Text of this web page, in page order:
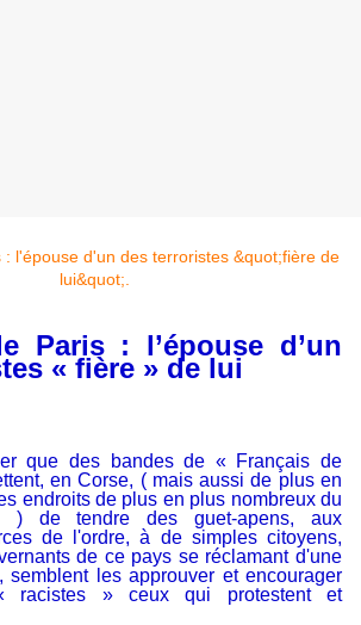
Paris : l’épouse d’un
« fière » de lui
que des bandes de « Français de
en Corse, ( mais aussi de plus en
endroits de plus en plus nombreux du
) de tendre des guet-apens, aux
de l'ordre, à de simples citoyens,
de ce pays se réclamant d'une
semblent les approuver et encourager
racistes » ceux qui protestent et